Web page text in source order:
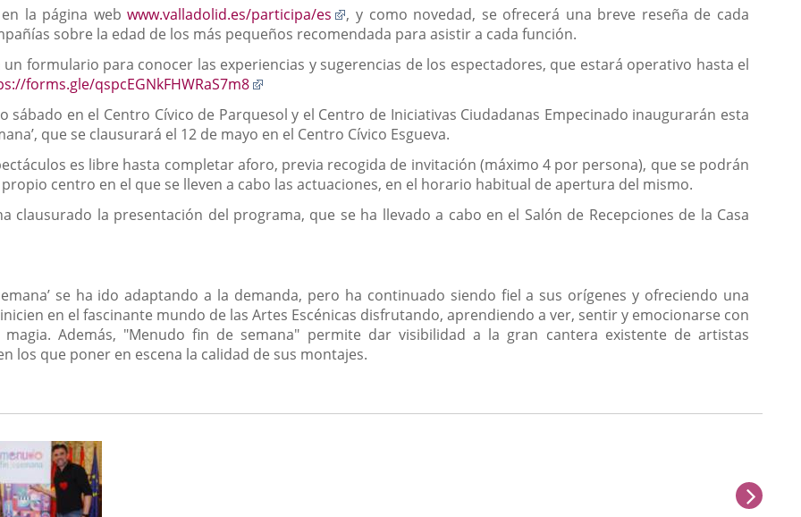
la página webwww.valladolid.es/participa/es
Enlace
a
aplicación
, y como novedad, se ofrecerá una breve reseña de cada
sobre la edad de los más pequeños recomendada para asistir a cada función.
formulario para conocer las experiencias y sugerencias de los espectadores, que estará operativo hasta el
forms.gle/qspcEGNkFHWRaS7m8
una
aplicación
externa.
en el Centro Cívico de Parquesol y el Centro de Iniciativas Ciudadanas Empecinado inaugurarán esta
que se clausurará el 12 de mayo en el Centro Cívico Esgueva.
es libre hasta completar aforo, previa recogida de invitación (máximo 4 por persona), que se podrán
centro en el que se lleven a cabo las actuaciones, en el horario habitual de apertura del mismo.
clausurado la presentación del programa, que se ha llevado a cabo en el Salón de Recepciones de la Casa
se ha ido adaptando a la demanda, pero ha continuado siendo fiel a sus orígenes y ofreciendo una
en el fascinante mundo de las Artes Escénicas disfrutando, aprendiendo a ver, sentir y emocionarse con
Además, "Menudo fin de semana" permite dar visibilidad a la gran cantera existente de artistas
los que poner en escena la calidad de sus montajes.